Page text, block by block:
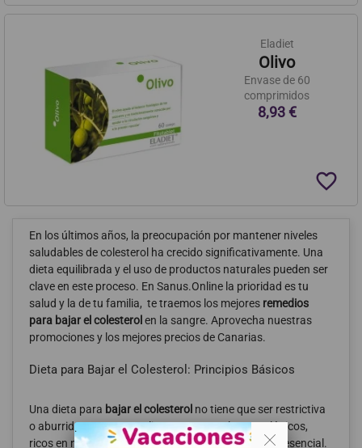
Eladiet
Olivo
Envase de 60
comprimidos
8,93 €
favorite_border
En los últimos años, la preocupación por mantener niveles
saludables de colesterol ha crecido significativamente. Una
dieta equilibrada y el uso de productos naturales pueden ser
clave en este proceso. En Sanus.Online la prioridad es tu
salud y la de tu familia, te traemos los mejores remedios
para bajar el colesterol en la sangre. Aprovecha nuestras
promociones y los mejores precios de Canarias.
Dieta para Bajar el Colesterol: Principios Básicos
Una dieta para bajar el colesterol no tiene que ser restrictiva
o aburrida. Incorporar alimentos naturales y ecológicos,
ricos en nutrientes y bajos en grasas saturadas, es esencial.
. .